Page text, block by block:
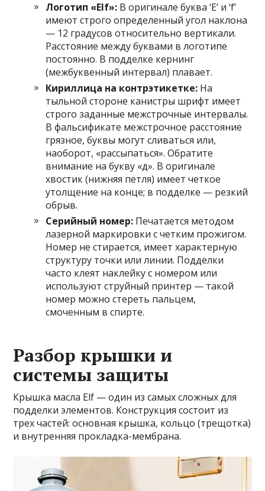
Логотип «Elf»: В оригинале буква ‘E’ и ‘f’
имеют строго определенный угол наклона
— 12 градусов относительно вертикали.
Расстояние между буквами в логотипе
постоянно. В подделке кернинг
(межбуквенный интервал) плавает.
Кириллица на контрэтикетке: На
тыльной стороне канистры шрифт имеет
строго заданные межстрочные интервалы.
В фальсификате межстрочное расстояние
грязное, буквы могут сливаться или,
наоборот, «рассыпаться». Обратите
внимание на букву «д». В оригинале
хвостик (нижняя петля) имеет четкое
утолщение на конце; в подделке — резкий
обрыв.
Серийный номер: Печатается методом
лазерной маркировки с четким прожигом.
Номер не стирается, имеет характерную
структуру точки или линии. Подделки
часто клеят наклейку с номером или
используют струйный принтер — такой
номер можно стереть пальцем,
смоченным в спирте.
Разбор крышки и
системы защиты
Крышка масла Elf — один из самых сложных для
подделки элементов. Конструкция состоит из
трех частей: основная крышка, кольцо (трещотка)
и внутренняя прокладка-мембрана.